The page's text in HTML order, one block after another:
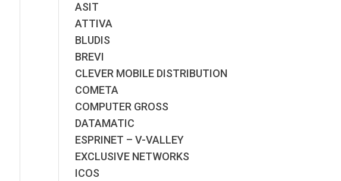
ASIT
ATTIVA
BLUDIS
BREVI
CLEVER MOBILE DISTRIBUTION
COMETA
COMPUTER GROSS
DATAMATIC
ESPRINET – V-VALLEY
EXCLUSIVE NETWORKS
ICOS